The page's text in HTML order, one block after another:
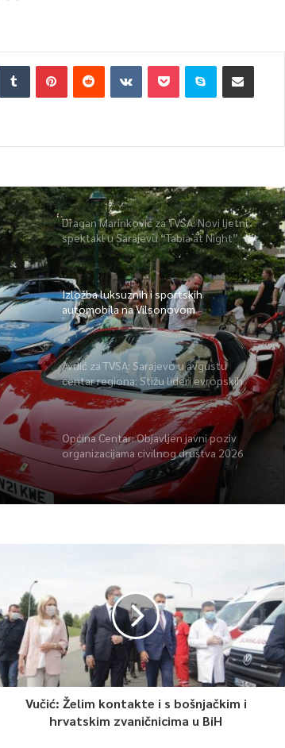
Dragan Marinković za TVSA: Novi ljetni
spektakl u Sarajevu “Tabia at Night”
Izložba luksuznih i sportskih
automobila na Vilsonovom
Avdić za TVSA: Sarajevo u avgustu
centar regiona: Stižu lideri evropskih
gradova
Općina Centar: Objavljen javni poziv
organizacijama civilnog društva 2026
Vučić: Želim kontakte i s bošnjačkim i
hrvatskim zvaničnicima u BiH